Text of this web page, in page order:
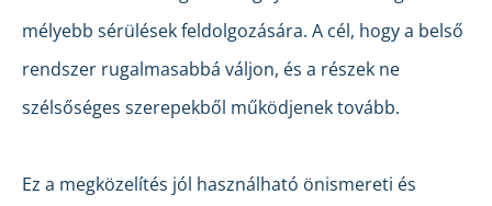
mélyebb sérülések feldolgozására. A cél, hogy a belső
rendszer rugalmasabbá váljon, és a részek ne
szélsőséges szerepekből működjenek tovább.
Ez a megközelítés jól használható önismereti és